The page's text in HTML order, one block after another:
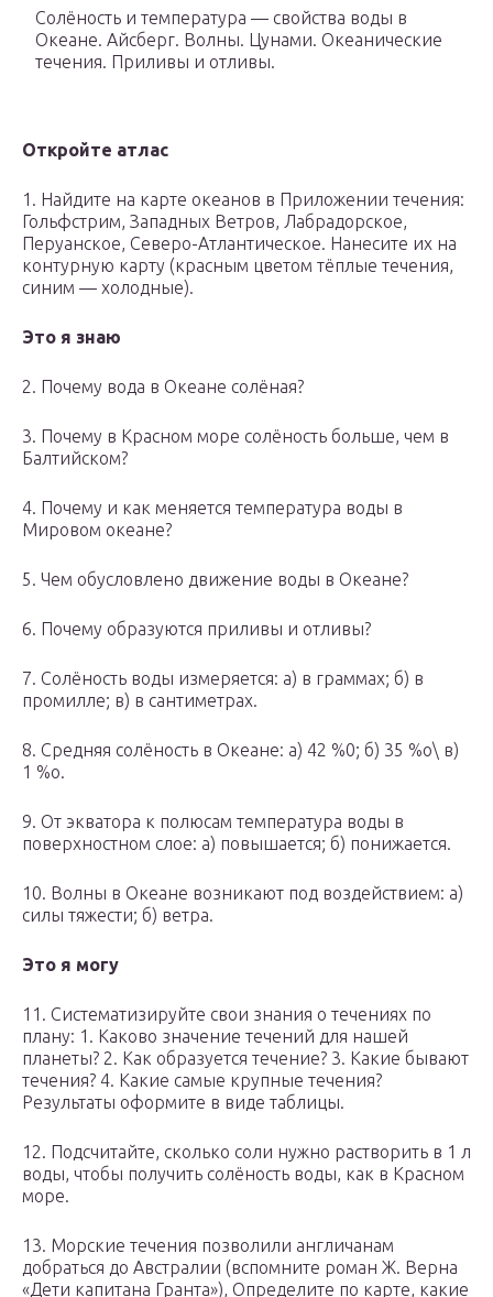
Солёность и температура — свойства воды в
Океане. Айсберг. Волны. Цунами. Океанические
течения. Приливы и отливы.
Откройте атлас
1. Найдите на карте океанов в Приложении течения:
Гольфстрим, Западных Ветров, Лабрадорское,
Перуанское, Северо-Атлантическое. Нанесите их на
контурную карту (красным цветом тёплые течения,
синим — холодные).
Это я знаю
2. Почему вода в Океане солёная?
3. Почему в Красном море солёность больше, чем в
Балтийском?
4. Почему и как меняется температура воды в
Мировом океане?
5. Чем обусловлено движение воды в Океане?
6. Почему образуются приливы и отливы?
7. Солёность воды измеряется: а) в граммах; б) в
промилле; в) в сантиметрах.
8. Средняя солёность в Океане: а) 42 %0; б) 35 %о\ в)
1 %о.
9. От экватора к полюсам температура воды в
поверхностном слое: а) повышается; б) понижается.
10. Волны в Океане возникают под воздействием: а)
силы тяжести; б) ветра.
Это я могу
11. Систематизируйте свои знания о течениях по
плану: 1. Каково значение течений для нашей
планеты? 2. Как образуется течение? 3. Какие бывают
течения? 4. Какие самые крупные течения?
Результаты оформите в виде таблицы.
12. Подсчитайте, сколько соли нужно растворить в 1 л
воды, чтобы получить солёность воды, как в Красном
море.
13. Морские течения позволили англичанам
добраться до Австралии (вспомните роман Ж. Верна
«Дети капитана Гранта»), Определите по карте, какие